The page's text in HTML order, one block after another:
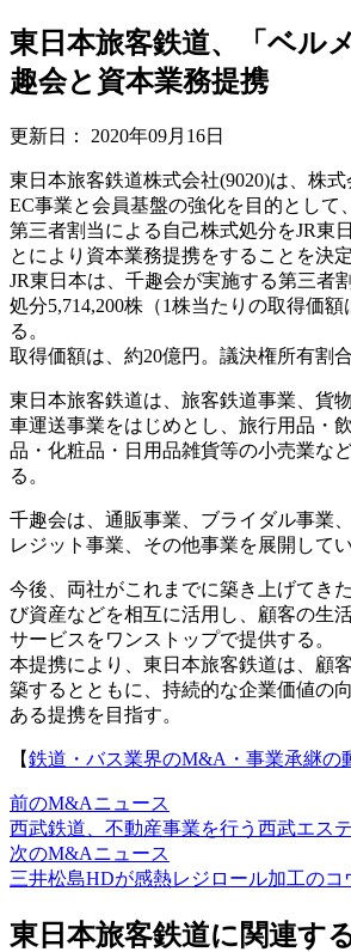
東日本旅客鉄道、「ベル
趣会と資本業務提携
更新日： 2020年09月16日
東日本旅客鉄道株式会社(9020)は、株式
EC事業と会員基盤の強化を目的として
第三者割当による自己株式処分をJR東
とにより資本業務提携をすることを決定
JR東日本は、千趣会が実施する第三者
処分5,714,200株（1株当たりの取得価
る。
取得価額は、約20億円。議決権所有割合
東日本旅客鉄道は、旅客鉄道事業、貨
車運送事業をはじめとし、旅行用品・
品・化粧品・日用品雑貨等の小売業な
る。
千趣会は、通販事業、ブライダル事業
レジット事業、その他事業を展開してい
今後、両社がこれまでに築き上げてき
び資産などを相互に活用し、顧客の生
サービスをワンストップで提供する。
本提携により、東日本旅客鉄道は、顧
築するとともに、持続的な企業価値の
ある提携を目指す。
【鉄道・バス業界のM&A・事業承継の
前のM&Aニュース
西武鉄道、不動産事業を行う西武エス
次のM&Aニュース
三井松島HDが感熱レジロール加工の
東日本旅客鉄道に関連す